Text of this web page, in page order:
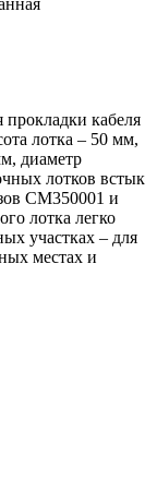
кабеля
лотка – 50 мм,
диаметр
лотков встык
CM350001 и
лотка легко
участках – для
местах и